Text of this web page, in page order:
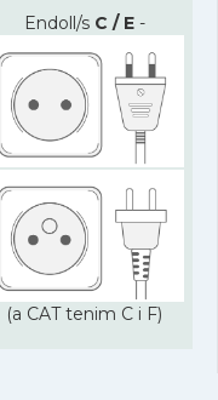
Endoll/s C / E-
(a CAT tenim C i F)